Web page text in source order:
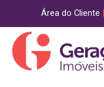
Área do Cliente